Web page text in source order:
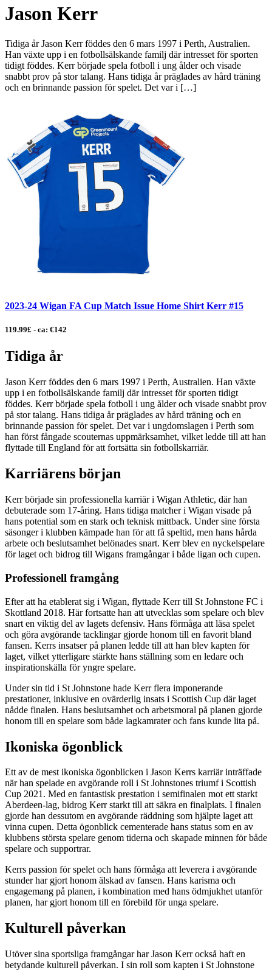
Jason Kerr
Tidiga år Jason Kerr föddes den 6 mars 1997 i Perth, Australien.
Han växte upp i en fotbollsälskande familj där intresset för sporten
tidigt föddes. Kerr började spela fotboll i ung ålder och visade
snabbt prov på stor talang. Hans tidiga år präglades av hård träning
och en brinnande passion för spelet. Det var i […]
2023-24 Wigan FA Cup Match Issue Home Shirt Kerr #15
119.99£ - ca: €142
Tidiga år
Jason Kerr föddes den 6 mars 1997 i Perth, Australien. Han växte
upp i en fotbollsälskande familj där intresset för sporten tidigt
föddes. Kerr började spela fotboll i ung ålder och visade snabbt prov
på stor talang. Hans tidiga år präglades av hård träning och en
brinnande passion för spelet. Det var i ungdomslagen i Perth som
han först fångade scouternas uppmärksamhet, vilket ledde till att han
flyttade till England för att fortsätta sin fotbollskarriär.
Karriärens början
Kerr började sin professionella karriär i Wigan Athletic, där han
debuterade som 17-åring. Hans tidiga matcher i Wigan visade på
hans potential som en stark och teknisk mittback. Under sine första
säsonger i klubben kämpade han för att få speltid, men hans hårda
arbete och beslutsamhet belönades snart. Kerr blev en nyckelspelare
för laget och bidrog till Wigans framgångar i både ligan och cupen.
Professionell framgång
Efter att ha etablerat sig i Wigan, flyttade Kerr till St Johnstone FC i
Skottland 2018. Här fortsatte han att utvecklas som spelare och blev
snart en viktig del av lagets defensiv. Hans förmåga att läsa spelet
och göra avgörande tacklingar gjorde honom till en favorit bland
fansen. Kerrs insatser på planen ledde till att han blev kapten för
laget, vilket ytterligare stärkte hans ställning som en ledare och
inspirationskälla för yngre spelare.
Under sin tid i St Johnstone hade Kerr flera imponerande
prestationer, inklusive en ovärderlig insats i Scottish Cup där laget
nådde finalen. Hans beslutsamhet och arbetsmoral på planen gjorde
honom till en spelare som både lagkamrater och fans kunde lita på.
Ikoniska ögonblick
Ett av de mest ikoniska ögonblicken i Jason Kerrs karriär inträffade
när han spelade en avgörande roll i St Johnstones triumf i Scottish
Cup 2021. Med en fantastisk prestation i semifinalen mot ett starkt
Aberdeen-lag, bidrog Kerr starkt till att säkra en finalplats. I finalen
gjorde han dessutom en avgörande räddning som hjälpte laget att
vinna cupen. Detta ögonblick cementerade hans status som en av
klubbens största spelare genom tiderna och skapade minnen för både
spelare och supportrar.
Kerrs passion för spelet och hans förmåga att leverera i avgörande
stunder har gjort honom älskad av fansen. Hans karisma och
engagemang på planen, i kombination med hans ödmjukhet utanför
planen, har gjort honom till en förebild för unga spelare.
Kulturell påverkan
Utöver sina sportsliga framgångar har Jason Kerr också haft en
betydande kulturell påverkan. I sin roll som kapten i St Johnstone